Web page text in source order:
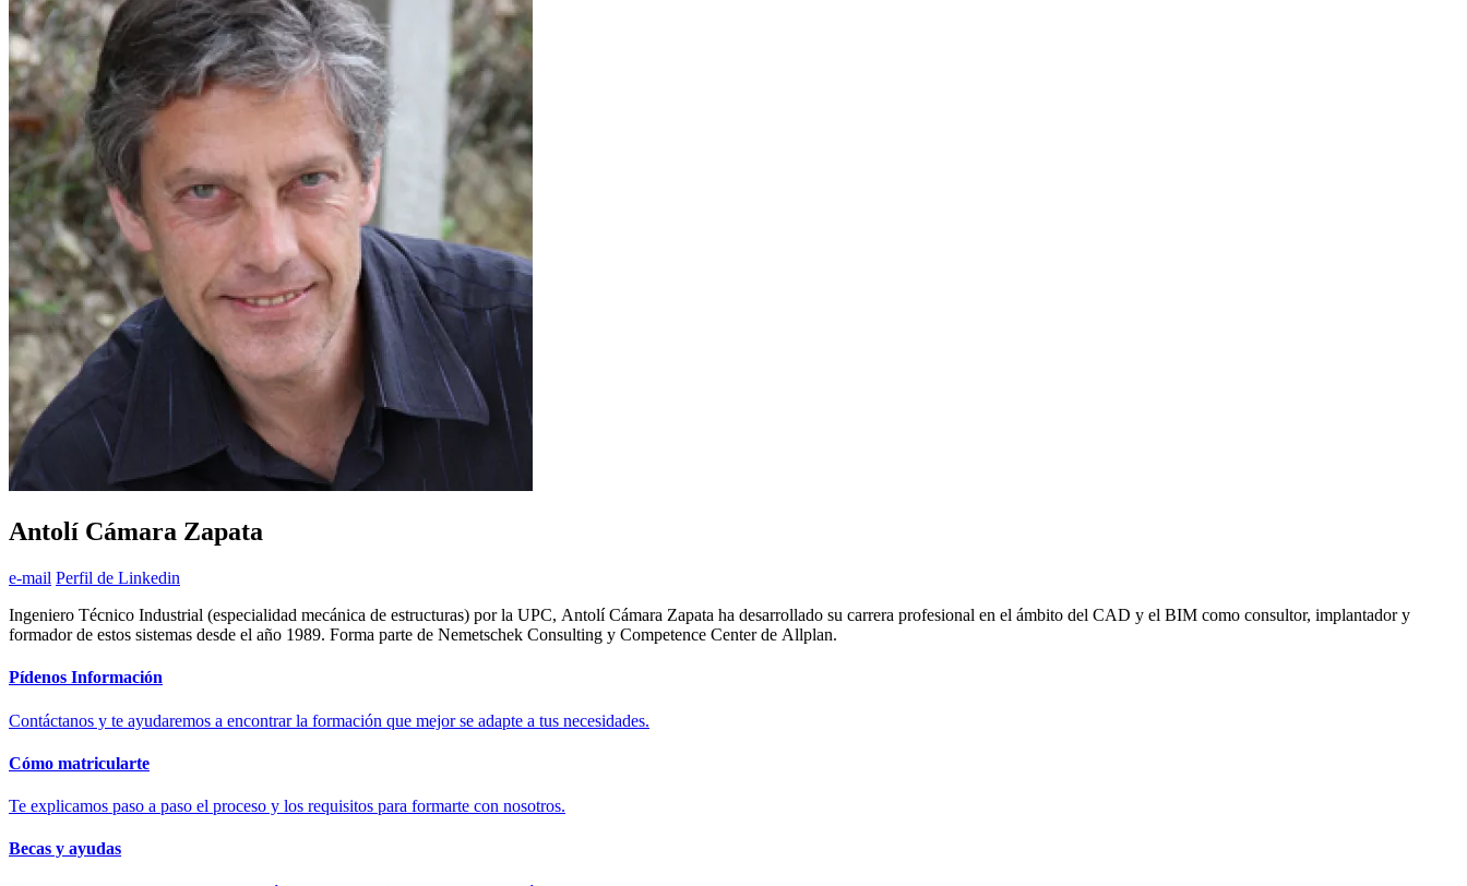
Antolí Cámara Zapata
e-mail Perfil de Linkedin
Ingeniero Técnico Industrial (especialidad mecánica de estructuras) por la UPC, Antolí Cámara Zapata ha desarrollado su carrera profesional en el ámbito del CAD y el BIM como consultor, implantador y
formador de estos sistemas desde el año 1989. Forma parte de Nemetschek Consulting y Competence Center de Allplan.
Pídenos Información
Contáctanos y te ayudaremos a encontrar la formación que mejor se adapte a tus necesidades.
Cómo matricularte
Te explicamos paso a paso el proceso y los requisitos para formarte con nosotros.
Becas y ayudas